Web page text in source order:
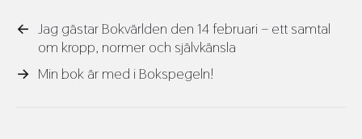
← Jag gästar Bokvärlden den 14 februari – ett samtal
om kropp, normer och självkänsla
→ Min bok är med i Bokspegeln!